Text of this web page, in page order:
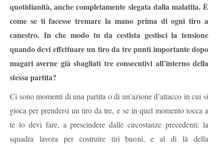
quotidianità, anche completamente slegata dalla malattia. È
come se ti facesse tremare la mano prima di ogni tiro a
canestro. In che modo tu da cestista gestisci la tensione
quando devi effettuare un tiro da tre punti importante dopo
magari averne già sbagliati tre consecutivi all’interno della
stessa partita?
Ci sono momenti di una partita o di un’azione d’attacco in cui si
gioca per prendersi un tiro da tre, e se in quel momento tocca a
te lo devi fare, a prescindere dalle circostanze precedenti; la
squadra lavora per costruire tiri buoni, e al di là della